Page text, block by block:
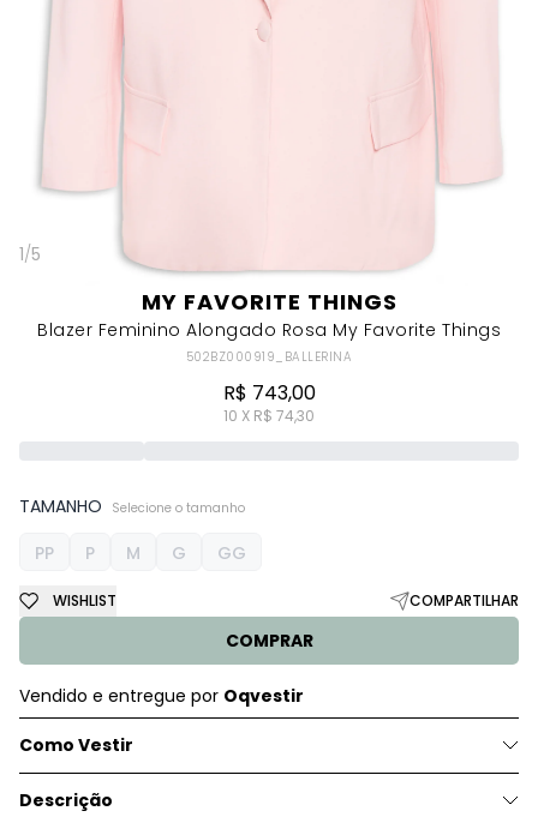
1/5
MY FAVORITE THINGS
Blazer Feminino Alongado Rosa My Favorite Things
502BZ000919_BALLERINA
R$ 743,00
10 X R$ 74,30
TAMANHO Selecione o tamanho
PP P M G GG
COMPRAR
WISHLIST COMPARTILHAR
Vendido e entregue por Oqvestir
Como Vestir
Descrição